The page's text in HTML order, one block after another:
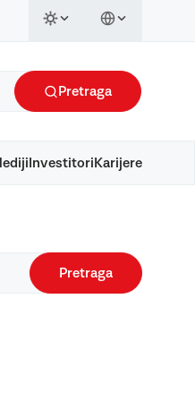
Pretraga
Investitori Karijere
Pretraga